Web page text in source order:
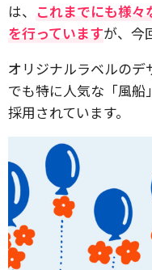
は、 これまでにも様
を行っていますが、今
オリジナルラベルのデ
でも特に人気な「風
採用されています。